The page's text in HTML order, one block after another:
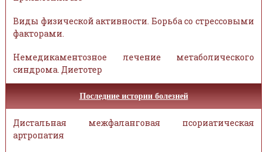
Виды физической активности. Борьба со стрессовыми
факторами.
Немедикаментозное лечение метаболического
синдрома. Диетотер
Последние истории болезней
Дистальная межфаланговая псориатическая
артропатия